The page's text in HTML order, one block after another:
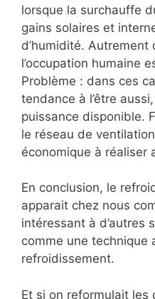
lorsque la surchauffe
gains solaires et
d’humidité.
l’occupation humaine
Problème : dans ces
tendance à l’être
puissance disponible.
le réseau de ventilation
économique à réaliser
En conclusion, le
apparait chez nous
intéressant à d’autres
comme une technique
refroidissement.
Et si on reformulait les